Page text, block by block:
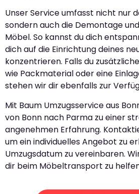
Unser Service umfasst nicht nur
sondern auch die Demontage
Möbel. So kannst du dich
dich auf die Einrichtung deines
konzentrieren. Falls du
wie Packmaterial oder eine
stehen wir dir ebenfalls zur
Mit Baum Umzugsservice aus
von Bonn nach Parma zu einer
angenehmen Erfahrung.
um ein individuelles Angebot zu
Umzugsdatum zu vereinbaren.
dir beim Möbeltransport zu